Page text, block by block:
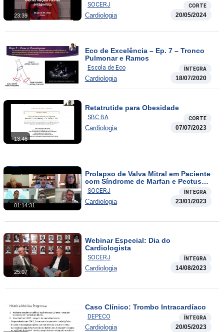
23:39
SOCERJ CORTE
Cardiologia 20/05/2024
Eco de Excelência – Ep. 7 – Tronco
Pulmonar e Ramos
Escola de Eco ÍNTEGRA
Cardiologia 18/07/2020
13:46
Retatrutide para Obesidade
SBC BA CORTE
Cardiologia 07/07/2023
01:14:31
Prolapso de Valva Mitral em Paciente
com Síndrome de Marfan e Pectus
Excavatum Acentuado: Abordagem
Desafiadora
SOCERJ ÍNTEGRA
Cardiologia 23/01/2023
25:07
Webinar Especial: Dia do
Cardiologista
SOCERJ ÍNTEGRA
Cardiologia 14/08/2023
Caso Clínico: Trombo Intracardíaco
DEPECO ÍNTEGRA
Cardiologia 20/05/2023